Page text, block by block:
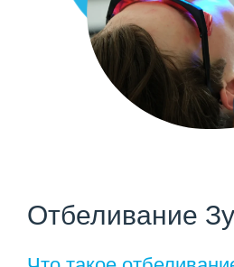
Отбеливание